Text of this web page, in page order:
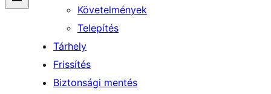
Követelmények
Telepítés
Tárhely
Frissítés
Biztonsági mentés